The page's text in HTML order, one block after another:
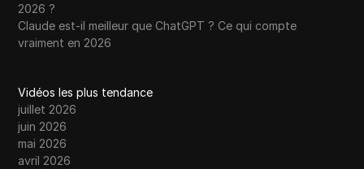
2026 ?
Claude est-il meilleur que ChatGPT ? Ce qui compte
vraiment en 2026
Vidéos les plus tendance
juillet 2026
juin 2026
mai 2026
avril 2026